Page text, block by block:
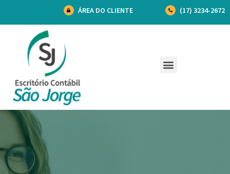
ÁREA DO CLIENTE (17) 3234-2672